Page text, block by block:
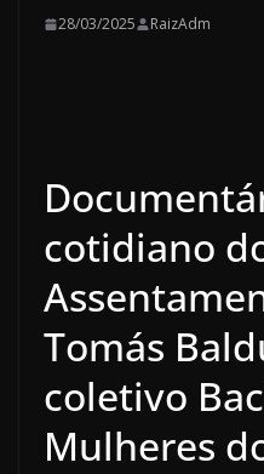
28/03/2025 RaizAdm
cotidiano
Tomás
coletivo
Mulheres